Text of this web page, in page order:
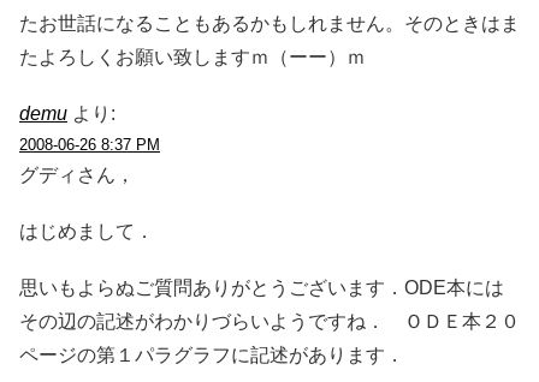
たお世話になることもあるかもしれません。そのときはま
たよろしくお願い致しますｍ（ーー）ｍ
demu より:
2008-06-26 8:37 PM
グディさん，
はじめまして．
思いもよらぬご質問ありがとうございます．ODE本には
その辺の記述がわかりづらいようですね． ＯＤＥ本２０
ページの第１パラグラフに記述があります．